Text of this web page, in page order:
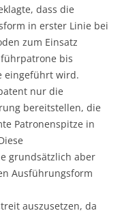
dass die
in erster Linie bei
zum Einsatz
bis
eingeführt wird.
nur die
bereitstellen, die
Patronenspitze in
grundsätzlich aber
Ausführungsform
auszusetzen, da